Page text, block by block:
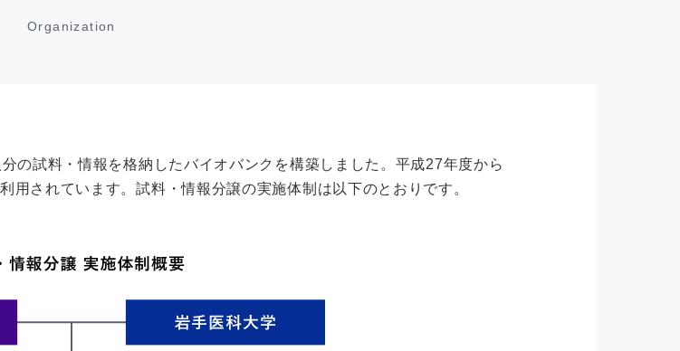
Organization
の試料・情報を格納したバイオバンクを構築しました。平成27年度から
されています。試料・情報分譲の実施体制は以下のとおりです。